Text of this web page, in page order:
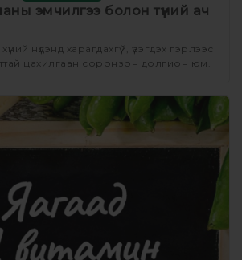
эмчилгээ болон түүний ач
нүдэнд харагдахгүй, үзэгдэх гэрлээс
цахилгаан соронзон долгион юм.